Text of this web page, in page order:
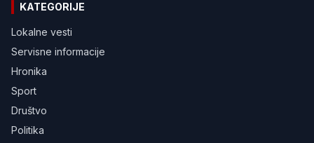
KATEGORIJE
Lokalne vesti
Servisne informacije
Hronika
Sport
Društvo
Politika